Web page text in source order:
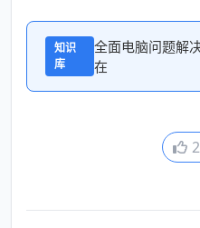
知识
库
全面电脑问题解
在